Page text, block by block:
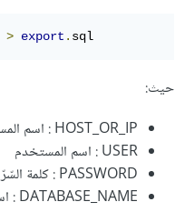
> export . sql
حيث:
HOST_OR_IP : اسم المستضيف أو عنوان IP الخادوم
USER : اسم المستخدم
PASSWORD : كلمة السّرّ
DATABASE_NAME : اسم قاعدة البيانات